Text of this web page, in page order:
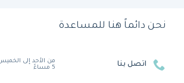
نحن دائماً هنا للمساعدة
اتصل بنا
5 مساءً